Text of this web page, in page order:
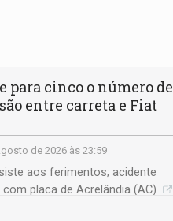
para cinco o número de
entre carreta e Fiat
de 2026 às 23:59
aos ferimentos; acidente
placa de Acrelândia (AC)